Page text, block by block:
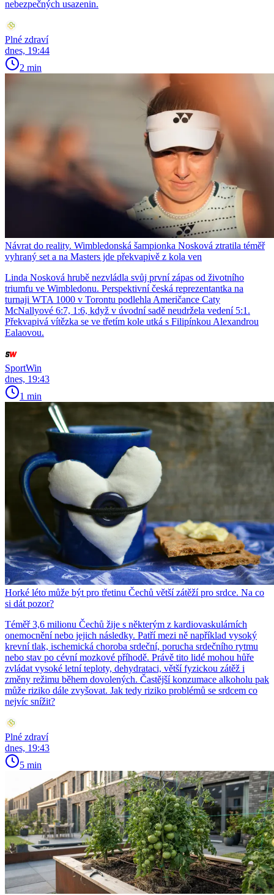
nebezpečných usazenin.
Plné zdraví
dnes, 19:44
2 min
Návrat do reality. Wimbledonská šampionka Nosková ztratila téměř
vyhraný set a na Masters jde překvapivě z kola ven
Linda Nosková hrubě nezvládla svůj první zápas od životního
triumfu ve Wimbledonu. Perspektivní česká reprezentantka na
turnaji WTA 1000 v Torontu podlehla Američance Caty
McNallyové 6:7, 1:6, když v úvodní sadě neudržela vedení 5:1.
Překvapivá vítězka se ve třetím kole utká s Filipínkou Alexandrou
Ealaovou.
SportWin
dnes, 19:43
1 min
Horké léto může být pro třetinu Čechů větší zátěží pro srdce. Na co
si dát pozor?
Téměř 3,6 milionu Čechů žije s některým z kardiovaskulárních
onemocnění nebo jejich následky. Patří mezi ně například vysoký
krevní tlak, ischemická choroba srdeční, porucha srdečního rytmu
nebo stav po cévní mozkové příhodě. Právě tito lidé mohou hůře
zvládat vysoké letní teploty, dehydrataci, větší fyzickou zátěž i
změny režimu během dovolených. Častější konzumace alkoholu pak
může riziko dále zvyšovat. Jak tedy riziko problémů se srdcem co
nejvíc snížit?
Plné zdraví
dnes, 19:43
5 min